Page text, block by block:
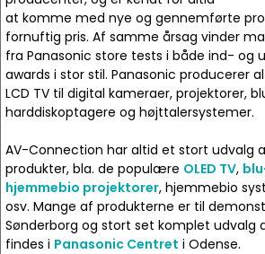
at komme med nye og gennemførte
fornuftig pris. Af samme årsag vinder
fra Panasonic store tests i både ind- og
awards i stor stil. Panasonic producerer
LCD TV til digital kameraer, projektorer,
harddiskoptagere og højttalersystemer.
AV-Connection har altid et stort udvalg
produkter, bla. de populære OLED TV,
hjemmebio projektorer, hjemmebio
osv. Mange af produkterne er til
Sønderborg og stort set komplet udvalg
findes i Panasonic Centret i Odense.